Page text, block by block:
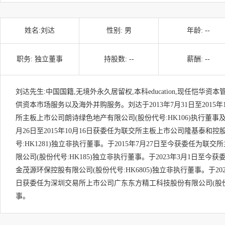
姓名:刘达 性别: 男 年龄: --
职务: 独立董事 持股数: -- 薪酬: --
刘达先生:中国国籍,无境外永久居留权,本科education,现任恺华资本
供资本市场服务以及海外并购服务。刘达于2013年7月31日至2015
所主板上市公司朗诗绿色地产有限公司(股份代号:HK106)执行董事
月26日至2015年10月16日获委任为联交所主板上市公司隆基泰和控
号:HK1281)独立非执行董事。于2015年7月27日至今获委任为联交
限公司(股份代号:HK185)独立非执行董事。于2023年3月1日至今获
金茂源环保控股有限公司(股份代号:HK6805)独立非执行董事。于
日获委任为深圳交易所上市公司广东东方精工科技股份有限公司(股
事。